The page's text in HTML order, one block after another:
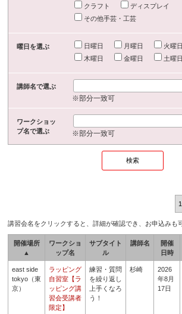
クラフト
ディスプレイ
その他手芸・工芸
曜日を選ぶ 日曜日 月曜日 火曜日
木曜日
金曜日 土曜日
講師名で選ぶ
※部分一致可
ワークショッ
プ名で選ぶ
※部分一致可
講習会名をクリックすると、詳細が確認でき、お申込みも
開催場所
▲
ワークショ
ップ名
サブタイト
ル
講師名
開催
日時
east side
tokyo（東
京）
ラッピング
自習室【ラ
ッピング講
習会受講者
限定】
練習・質問
を繰り返し
上手くなろ
う！
杉崎
2026
年8月
17日